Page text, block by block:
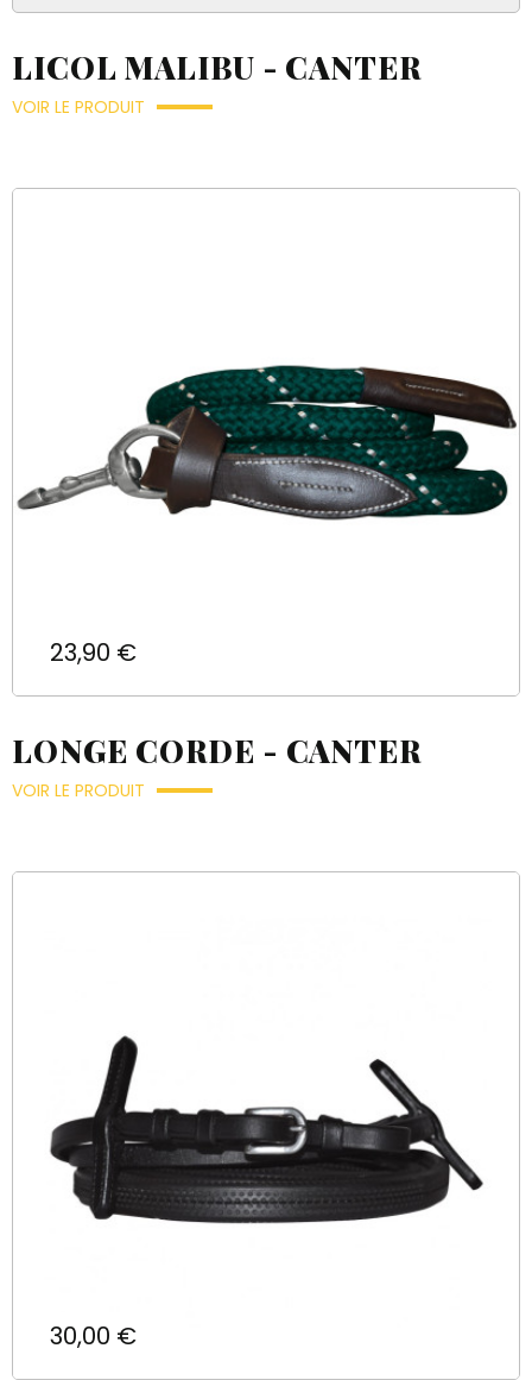
LICOL MALIBU - CANTER
VOIR LE PRODUIT
Prix
23,90 €
LONGE CORDE - CANTER
VOIR LE PRODUIT
Prix
30,00 €